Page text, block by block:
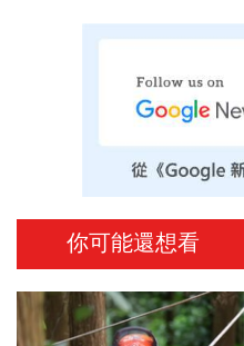
你可能還想看